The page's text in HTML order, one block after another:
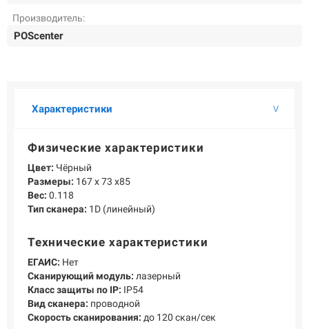
производства кассового и весового оборудования.
технической составляющей ассортимента «POScenter».
НОВОСТИ ЖУРНАЛ
+7 (495) 518-94-41 info@poscenter.ru
Производитель:
POScenter
Характеристики
Физические характеристики
Цвет: Чёрный
Размеры: 167 х 73 х85
Вес: 0.118
Тип сканера: 1D (линейный)
Технические характеристики
ЕГАИС: Нет
Сканирующий модуль: лазерный
Класс защиты по IP: IP54
Вид сканера: проводной
Скорость сканирования: до 120 скан/сек